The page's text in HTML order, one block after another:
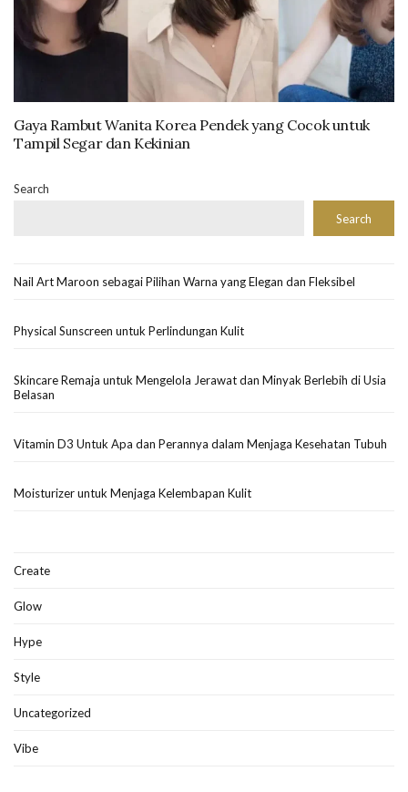
Gaya Rambut Wanita Korea Pendek yang Cocok untuk
Tampil Segar dan Kekinian
Search
Search
Nail Art Maroon sebagai Pilihan Warna yang Elegan dan Fleksibel
Physical Sunscreen untuk Perlindungan Kulit
Skincare Remaja untuk Mengelola Jerawat dan Minyak Berlebih di Usia
Belasan
Vitamin D3 Untuk Apa dan Perannya dalam Menjaga Kesehatan Tubuh
Moisturizer untuk Menjaga Kelembapan Kulit
Create
Glow
Hype
Style
Uncategorized
Vibe